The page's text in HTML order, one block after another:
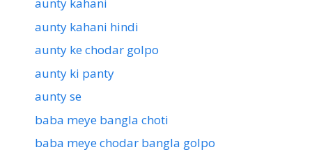
aunty kahani hindi
aunty ke chodar golpo
aunty ki panty
aunty se
baba meye bangla choti
baba meye chodar bangla golpo